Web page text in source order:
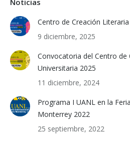
Centro de Creación
9 diciembre, 2025
Convocatoria del Centro de
Universitaria 2025
11 diciembre, 2024
Programa I UANL en la
Monterrey 2022
25 septiembre, 2022